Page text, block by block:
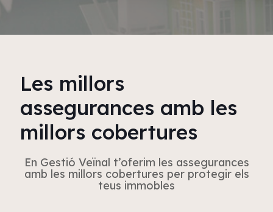
Les millors
assegurances amb les
millors cobertures
En Gestió Veïnal t’oferim les assegurances
amb les millors cobertures per protegir els
teus immobles